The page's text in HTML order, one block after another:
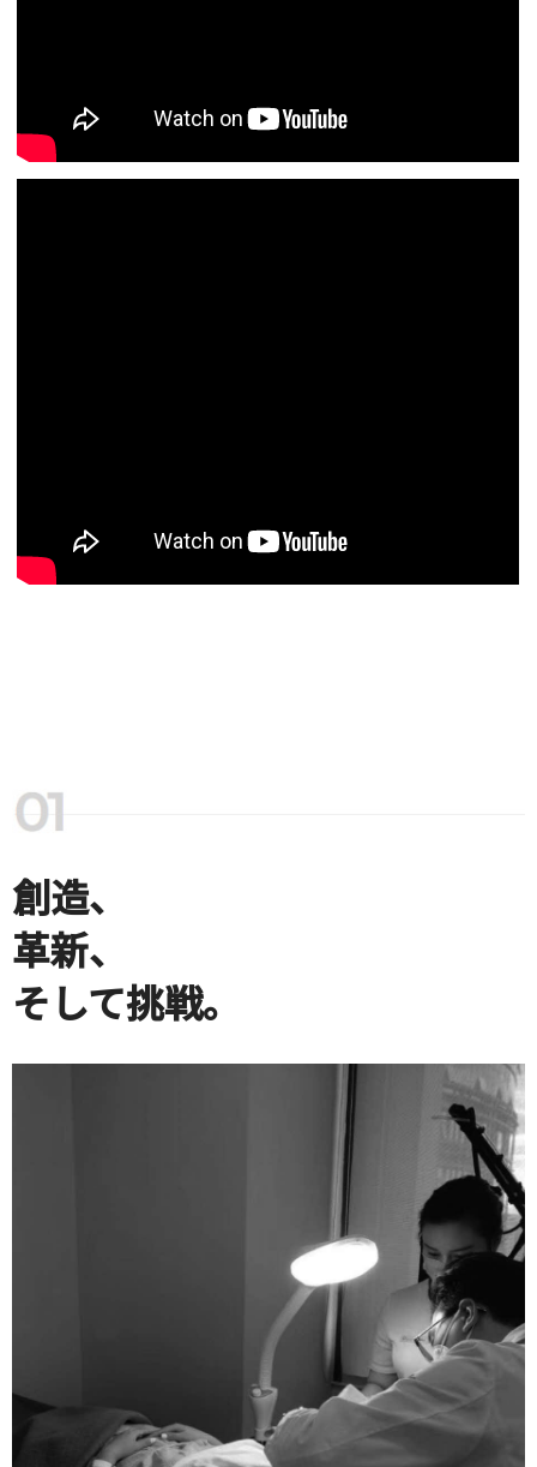
創造、
革新、
そして挑戦。